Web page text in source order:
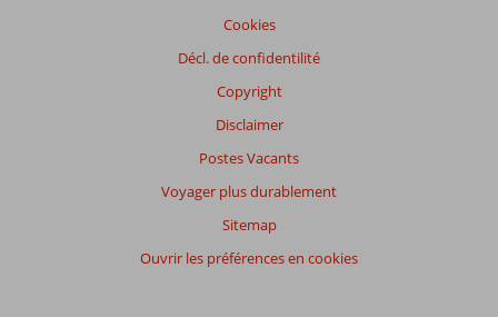
Cookies
Décl. de confidentilité
Copyright
Disclaimer
Postes Vacants
Voyager plus durablement
Sitemap
Ouvrir les préférences en cookies